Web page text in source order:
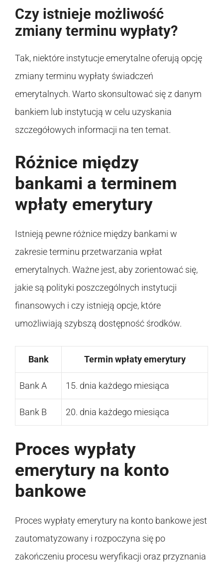
Czy istnieje możliwość
zmiany terminu wypłaty?
Tak, niektóre instytucje emerytalne oferują opcję
zmiany terminu wypłaty świadczeń
emerytalnych. Warto skonsultować się z danym
bankiem lub instytucją w celu uzyskania
szczegółowych informacji na ten temat.
Różnice między
bankami a terminem
wpłaty emerytury
Istnieją pewne różnice między bankami w
zakresie terminu przetwarzania wpłat
emerytalnych. Ważne jest, aby zorientować się,
jakie są polityki poszczególnych instytucji
finansowych i czy istnieją opcje, które
umożliwiają szybszą dostępność środków.
Bank Termin wpłaty emerytury
Bank A 15. dnia każdego miesiąca
Bank B 20. dnia każdego miesiąca
Proces wypłaty
emerytury na konto
bankowe
Proces wypłaty emerytury na konto bankowe jest
zautomatyzowany i rozpoczyna się po
zakończeniu procesu weryfikacji oraz przyznania